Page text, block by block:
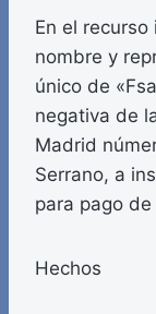
En el
nombre y
único de
negativa de
Madrid
Serrano, a
para pago
Hechos